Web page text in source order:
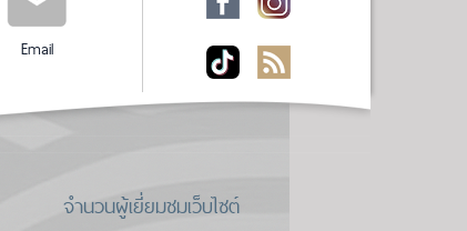
Email
จำนวนผู้เยี่ยมชมเว็บไซต์